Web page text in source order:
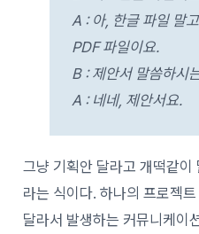
A : 아, 한글 파일 말
PDF 파일이요.
B : 제안서 말씀하시
A : 네네, 제안서요.
그냥 기획안 달라고 개떡같
라는 식이다. 하나의 프로젝
달라서 발생하는 커뮤니케이